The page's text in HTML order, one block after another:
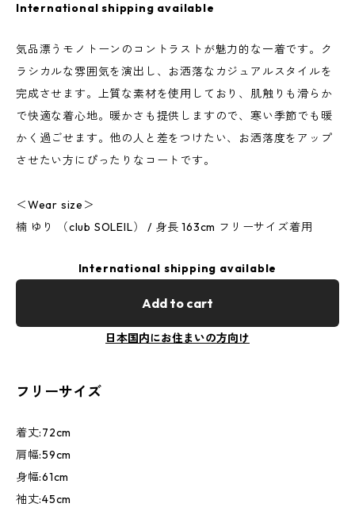
International shipping available
気品漂うモノトーンのコントラストが魅力的な一着です。ク
ラシカルな雰囲気を演出し、お洒落なカジュアルスタイルを
完成させます。上質な素材を使用しており、肌触りも滑らか
で快適な着心地。暖かさも提供しますので、寒い季節でも暖
かく過ごせます。他の人と差をつけたい、お洒落度をアップ
させたい方にぴったりなコートです。
＜Wear size＞
楠 ゆり （club SOLEIL） / 身長 163cm フリーサイズ着用
International shipping available
Add to cart
日本国内にお住まいの方向け
フリーサイズ
着丈:72cm
肩幅:59cm
身幅:61cm
袖丈:45cm